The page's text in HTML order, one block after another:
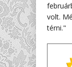
volt.
térni."